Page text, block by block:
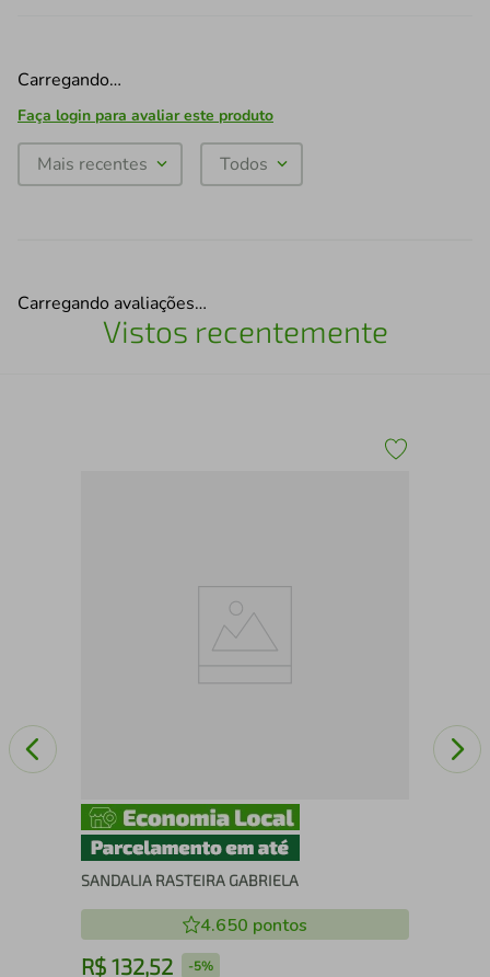
Carregando…
Faça login para avaliar este produto
Mais recentes Todos
Carregando avaliações…
Vistos recentemente
SANDALIA RASTEIRA GABRIELA
4.650 pontos
R$ 132,52 -5%